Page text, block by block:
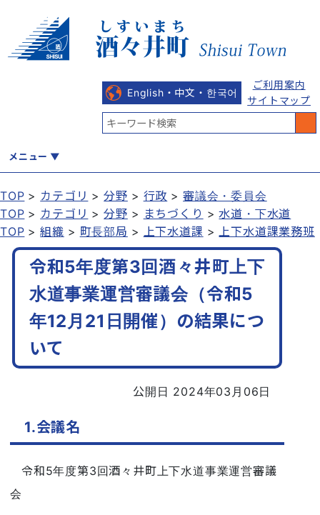
English・中文・한국어
ご利用案内
サイトマップ
メニュー
くらし 健康・福祉 教育・文化 観光・魅力 産業・しごと
行政 まちづくり
TOP カテゴリ 分野 行政
審議会・委員会
TOP
カテゴリ 分野 まちづくり
水道・下水道
TOP
組織 町長部局 上下水道課 上下水道課業務班
令和5年度第3回酒々井町上下
水道事業運営審議会（令和5
年12月21日開催）の結果につ
いて
公開日 2024年03月06日
1.会議名
令和5年度第3回酒々井町上下水道事業運営審議
会